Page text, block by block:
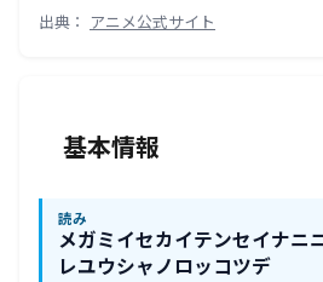
出典： アニメ公式サイト
基本情報
読み
メガミイセカイテンセイナニ
レユウシャノロッコツデ